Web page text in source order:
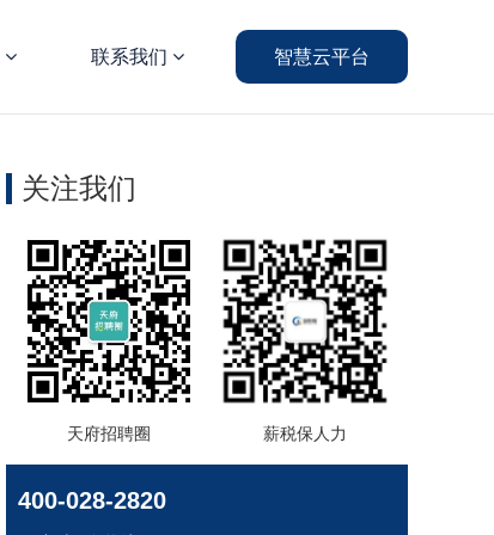
联系我们 智慧云平台
关注我们
400-028-2820
天府招聘圈 薪税保人力